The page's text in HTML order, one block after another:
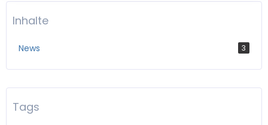
Inhalte
News 3
Tags